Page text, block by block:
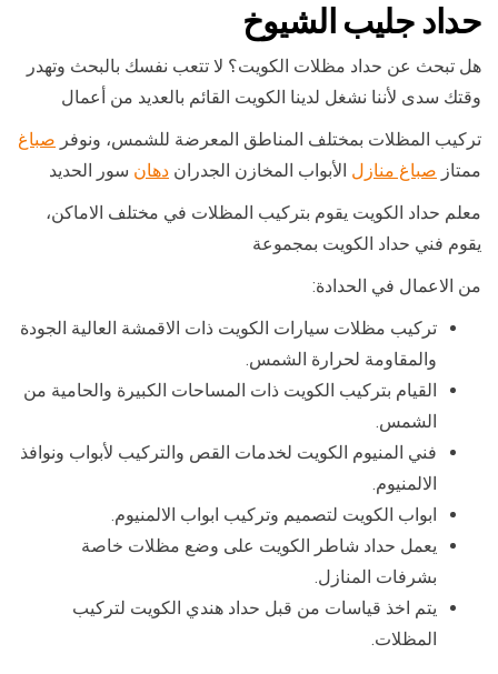
حداد جليب الشيوخ
هل تبحث عن حداد مظلات الكويت؟ لا تتعب نفسك بالبحث وتهدر
وقتك سدى لأننا نشغل لدينا الكويت القائم بالعديد من أعمال
تركيب المظلات بمختلف المناطق المعرضة للشمس، ونوفر صباغ
ممتاز صباغ منازل الأبواب المخازن الجدران دهان سور الحديد
معلم حداد الكويت يقوم بتركيب المظلات في مختلف الاماكن،
يقوم فني حداد الكويت بمجموعة
من الاعمال في الحدادة:
تركيب مظلات سيارات الكويت ذات الاقمشة العالية الجودة
والمقاومة لحرارة الشمس.
القيام بتركيب الكويت ذات المساحات الكبيرة والحامية من
الشمس.
فني المنيوم الكويت لخدمات القص والتركيب لأبواب ونوافذ
الالمنيوم.
ابواب الكويت لتصميم وتركيب ابواب الالمنيوم.
يعمل حداد شاطر الكويت على وضع مظلات خاصة
بشرفات المنازل.
يتم اخذ قياسات من قبل حداد هندي الكويت لتركيب
المظلات.